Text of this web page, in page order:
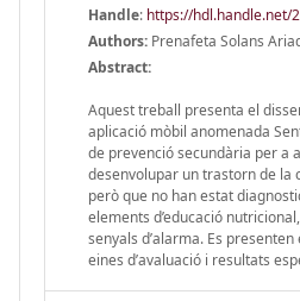
Handle: https://hdl.handle.net/
Authors: Prenafeta Solans
Abstract:
Aquest treball presenta el
aplicació mòbil anomenada
de prevenció secundària per a
desenvolupar un trastorn de la
però que no han estat
elements d’educació
senyals d’alarma. Es
eines d’avaluació i resultats